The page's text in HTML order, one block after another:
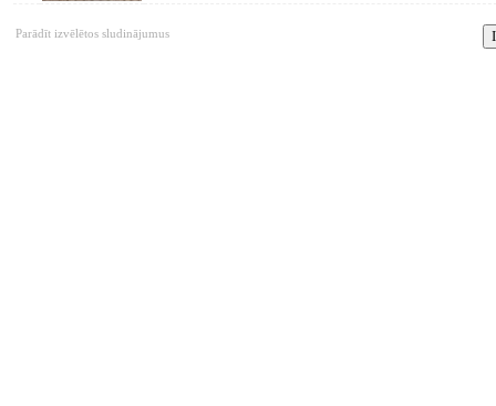
Parādīt izvēlētos sludinājumus